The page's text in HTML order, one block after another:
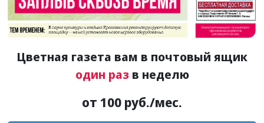
Цветная газета вам в почтовый ящик
один разв неделю
от 100 руб./мес.